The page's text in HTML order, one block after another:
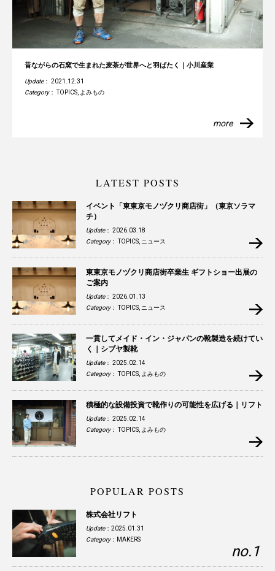
昔ながらの石窯で生まれた麦茶が世界へと羽ばたく｜小川産業
Update： 2021.12.31
Category：TOPICS よみもの
more
LATEST POSTS
イベント「東東京モノヅクリ商店街」（東京ソラマ
チ）
Update： 2026.03.18
Category：TOPICS ニュース
東東京モノヅクリ商店街卒業生 ギフトショー出展の
ご案内
Update： 2026.01.13
Category：TOPICS ニュース
一貫してメイド・イン・ジャパンの靴製造を続けてい
く｜シブヤ製靴
Update： 2025.02.14
Category：TOPICS よみもの
積極的な設備投資で靴作りの可能性を広げる｜リフト
Update： 2025.02.14
Category：TOPICS よみもの
POPULAR POSTS
株式会社リフト
Update：2025.01.31
Category： MAKERS